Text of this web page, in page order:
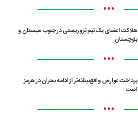
•••
هلاکت اعضای یک تیم تروریستی در جنوب سیستان و
بلوچستان
•••
پرداخت عوارض واقع‌بینانه‌تر از ادامه بحران در هرمز
است
•••